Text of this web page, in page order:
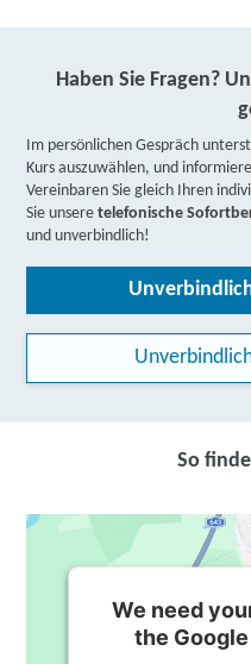
Haben Sie Fragen?
Im persönlichen Gespräch
Kurs auszuwählen, und
Vereinbaren Sie gleich Ihren
Sie unseretelefonische
und unverbindlich!
So
We need
the